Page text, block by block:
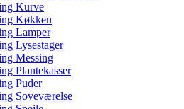
Kurve
Køkken
Lamper
Lysestager
Messing
Plantekasser
Puder
Soveværelse